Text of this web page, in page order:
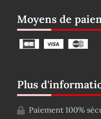
Moyens de
Plus
Paiement 100%